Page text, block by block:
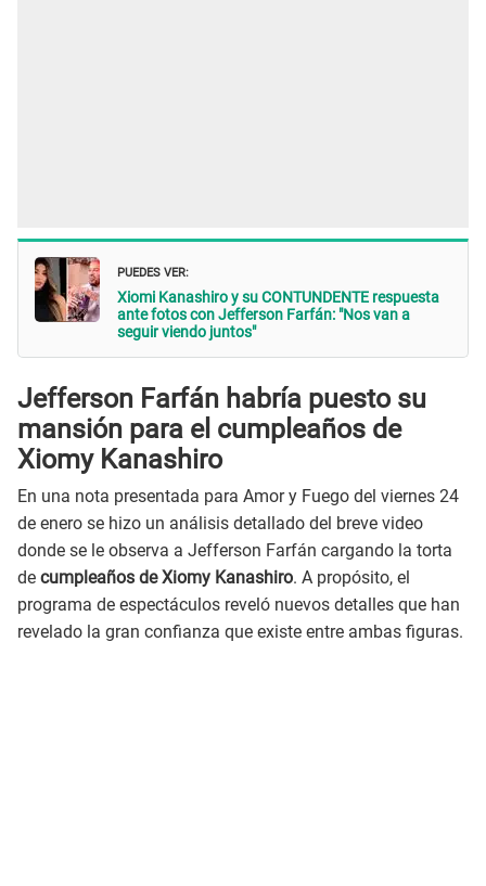
PUEDES VER:
Xiomi Kanashiro y su CONTUNDENTE respuesta
ante fotos con Jefferson Farfán: "Nos van a
seguir viendo juntos"
Jefferson Farfán habría puesto su
mansión para el cumpleaños de
Xiomy Kanashiro
En una nota presentada para Amor y Fuego del viernes 24
de enero se hizo un análisis detallado del breve video
donde se le observa a Jefferson Farfán cargando la torta
de cumpleaños de Xiomy Kanashiro. A propósito, el
programa de espectáculos reveló nuevos detalles que han
revelado la gran confianza que existe entre ambas figuras.